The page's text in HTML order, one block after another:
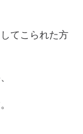
てこられた方